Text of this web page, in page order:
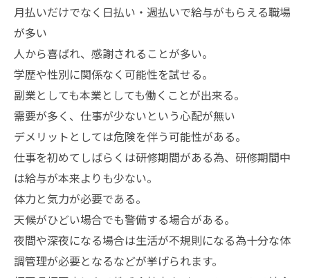
月払いだけでなく日払い・週払いで給与がもらえる職場
が多い
人から喜ばれ、感謝されることが多い。
学歴や性別に関係なく可能性を試せる。
副業としても本業としても働くことが出来る。
需要が多く、仕事が少ないという心配が無い
デメリットとしては危険を伴う可能性がある。
仕事を初めてしばらくは研修期間がある為、研修期間中
は給与が本来よりも少ない。
体力と気力が必要である。
天候がひどい場合でも警備する場合がある。
夜間や深夜になる場合は生活が不規則になる為十分な体
調管理が必要となるなどが挙げられます。